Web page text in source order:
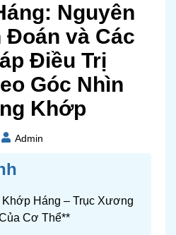
Nguyên
Đoán và Các
Điều Trị
Góc Nhìn
Khớp
Admin
Khớp Háng – Trục Xương
Cơ Thể**